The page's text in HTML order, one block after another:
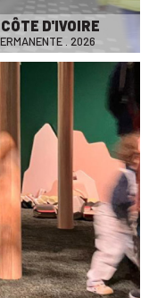
D'IVOIRE
. 2026